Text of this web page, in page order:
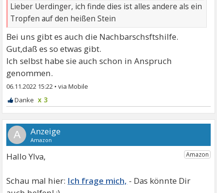
Lieber Uerdinger, ich finde dies ist alles andere als ein
Tropfen auf den heißen Stein
Bei uns gibt es auch die Nachbarschsftshilfe.
Gut,daß es so etwas gibt.
Ich selbst habe sie auch schon in Anspruch
genommen.
06.11.2022 15:22 •
x 3
A
Hallo Ylva,
Ich frage mich,